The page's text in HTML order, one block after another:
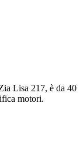
Lisa 217, è da 40
motori.